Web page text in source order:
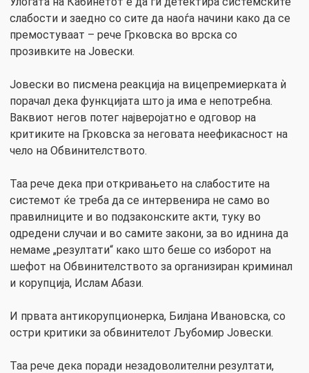
слабости и заедно со сите да наоѓа начини како да се
премостуваат – рече Грковска во врска со
прозивките на Јовески.
Јовески во писмена реакција на вицепремиерката ѝ
порачал дека функцијата што ја има е непотребна.
Ваквиот негов потег најверојатно е одговор на
критиките на Грковска за неговата неефикасност на
чело на Обвинителството.
Таа рече дека при откривањето на слабостите на
системот ќе треба да се интервенира не само во
правилниците и во подзаконските акти, туку во
одредени случаи и во самите закони, за во иднина да
немаме „резултати“ како што беше со изборот на
шефот на Обвинителството за организиран криминал
и корупција, Ислам Абази.
И првата антикорупционерка, Билјана Ивановска, со
остри критики за обвинителот Љубомир Јовески.
Таа рече дека поради незадоволителни резултати,